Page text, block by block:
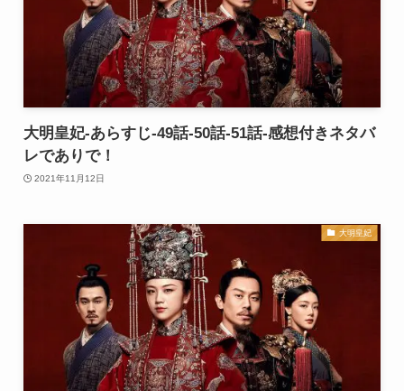
大明皇妃-あらすじ-49話-50話-51話-感想付きネタバ
レでありで！
2021年11月12日
大明皇妃